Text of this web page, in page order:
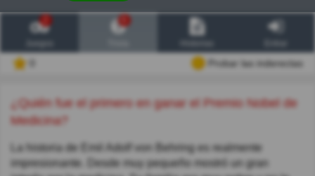
2
Probar las inderectas
¿Quién fue el primero en ganar el Premio Nobel de
Medicina?
La historia de Emil Adolf von Behring es realmente
impresionante. Desde muy pequeño mostró un gran